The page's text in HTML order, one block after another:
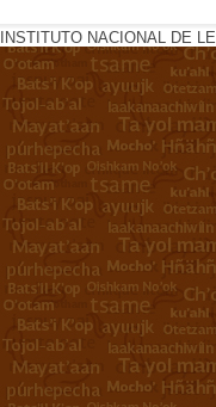
INSTITUTO NACIONAL DE